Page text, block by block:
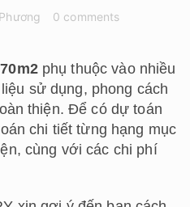
0 comments
phụ thuộc vào nhiều
sử dụng, phong cách
thiện. Để có dự toán
chi tiết từng hạng mục
cùng với các chi phí